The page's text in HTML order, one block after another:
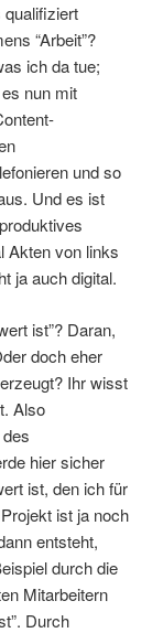
qualifiziert
“Arbeit”?
ich da tue;
nun mit
und so
Und es ist
Akten von links
ja auch digital.
ist”? Daran,
doch eher
Ihr wisst
Also
hier sicher
ist, den ich für
ist ja noch
entsteht,
durch die
Mitarbeitern
Durch